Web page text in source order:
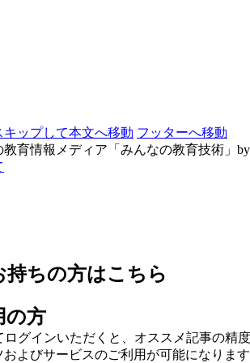
キップして本文へ移動 フッターへ移動
育情報メディア「みんなの教育技術」
持ちの方はこちら
の方
グインいただくと、オススメ記事の精
よびサービスのご利用が可能になりま